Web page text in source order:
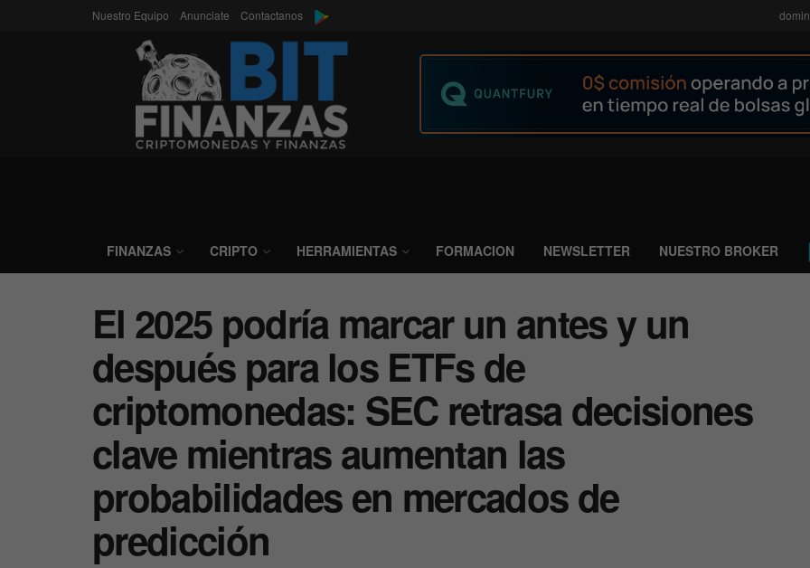
Nuestro Equipo Anunciate Contactanos
FINANZAS CRIPTO HERRAMIENTAS FORMACION NEWSLETTER NUESTRO BROKER
El 2025 podría marcar un antes y un
después para los ETFs de
criptomonedas: SEC retrasa decisiones
clave mientras aumentan las
probabilidades en mercados de
predicción